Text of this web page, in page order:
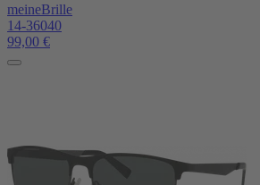
meineBrille
14-36040
99,00 €